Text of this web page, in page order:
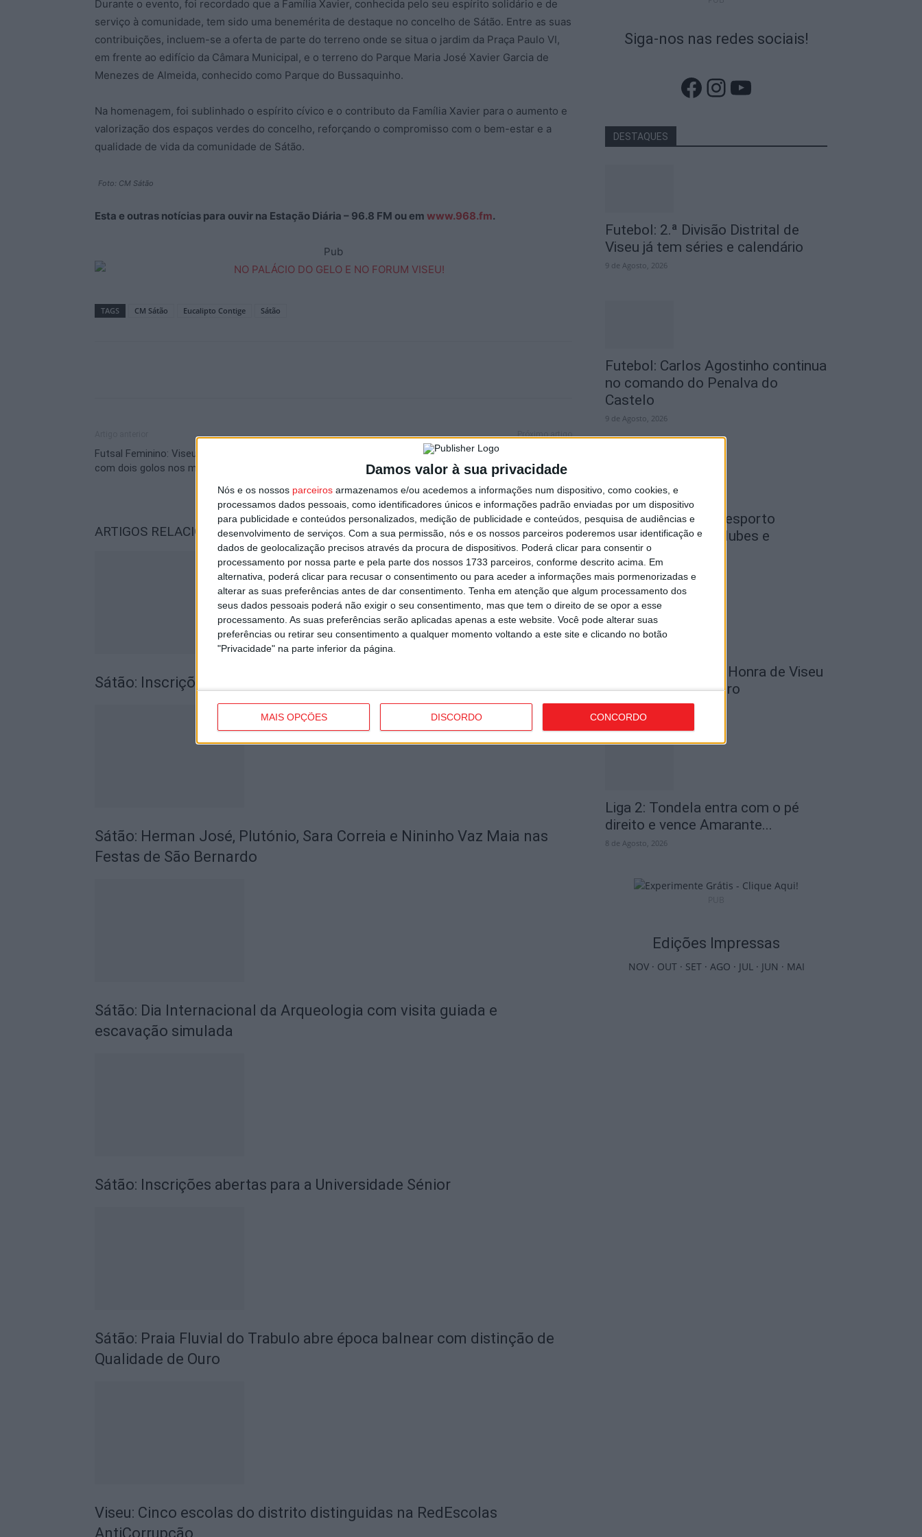
Damos valor à sua privacidade
Nós e os nossos parceiros armazenamos e/ou acedemos a informações num dispositivo, como cookies, e
processamos dados pessoais, como identificadores únicos e informações padrão enviadas por um dispositivo
para publicidade e conteúdos personalizados, medição de publicidade e conteúdos, pesquisa de audiências e
desenvolvimento de serviços. Com a sua permissão, nós e os nossos parceiros poderemos usar identificação e
dados de geolocalização precisos através da procura de dispositivos. Poderá clicar para consentir o
processamento por nossa parte e pela parte dos nossos 1733 parceiros, conforme descrito acima. Em
alternativa, poderá clicar para recusar o consentimento ou para aceder a informações mais pormenorizadas e
alterar as suas preferências antes de dar consentimento. Tenha em atenção que algum processamento dos
seus dados pessoais poderá não exigir o seu consentimento, mas que tem o direito de se opor a esse
processamento. As suas preferências serão aplicadas apenas a este website. Você pode alterar suas
preferências ou retirar seu consentimento a qualquer momento voltando a este site e clicando no botão
"Privacidade" na parte inferior da página.
MAIS OPÇÕES DISCORDO CONCORDO
Durante o evento, foi recordado que a Família Xavier, conhecida pelo seu espírito solidário e de
serviço à comunidade, tem sido uma benemérita de destaque no concelho de Sátão. Entre as suas
contribuições, incluem-se a oferta de parte do terreno onde se situa o jardim da Praça Paulo VI,
em frente ao edifício da Câmara Municipal, e o terreno do Parque Maria José Xavier Garcia de
Menezes de Almeida, conhecido como Parque do Bussaquinho.
Na homenagem, foi sublinhado o espírito cívico e o contributo da Família Xavier para o aumento e
valorização dos espaços verdes do concelho, reforçando o compromisso com o bem-estar e a
qualidade de vida da comunidade de Sátão.
Foto: CM Sátão
Esta e outras notícias para ouvir na Estação Diária – 96.8 FM ou em www.968.fm.
Pub
TAGS CM Sátão Eucalipto Contige Sátão
Futsal Feminino: Viseu 2001 vence de reviravolta
com dois golos nos minutos finais
Próximo artigo
Viseu: Mulher detida por furto em hipermercado
ARTIGOS RELACIONADOSMais do autor
Sátão: Inscrições abertas para Passeio Sénior ao Minho
Sátão: Herman José, Plutónio, Sara Correia e Nininho Vaz Maia nas
Festas de São Bernardo
Sátão: Dia Internacional da Arqueologia com visita guiada e
escavação simulada
Sátão: Inscrições abertas para a Universidade Sénior
Sátão: Praia Fluvial do Trabulo abre época balnear com distinção de
Qualidade de Ouro
Viseu: Cinco escolas do distrito distinguidas na RedEscolas
AntiCorrupção
Siga-nos nas redes sociais!
Facebook
Instagram
YouTube
DESTAQUES
Futebol: 2.ª Divisão Distrital de
Viseu já tem séries e calendário
9 de Agosto, 2026
Futebol: Carlos Agostinho continua
no comando do Penalva do
Castelo
9 de Agosto, 2026
Tondela: Gala do Desporto
distingue atletas, clubes e
dirigentes a 26...
9 de Agosto, 2026
Futebol: Divisão de Honra de Viseu
arranca em setembro
Liga 2: Tondela entra com o pé
direito e vence Amarante...
8 de Agosto, 2026
Edições Impressas
NOV· OUT· SET· AGO · JUL· JUN · MAI